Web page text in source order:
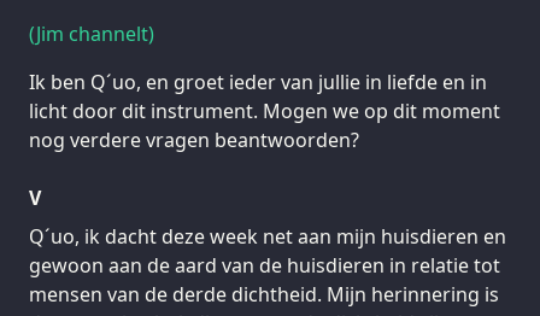
(Jim channelt)
Ik ben Q´uo, en groet ieder van jullie in liefde en in
licht door dit instrument. Mogen we op dit moment
nog verdere vragen beantwoorden?
V
Q´uo, ik dacht deze week net aan mijn huisdieren en
gewoon aan de aard van de huisdieren in relatie tot
mensen van de derde dichtheid. Mijn herinnering is